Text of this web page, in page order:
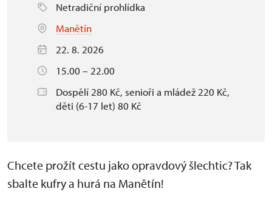
Netradiční prohlídka
Manětín
22. 8. 2026
15.00 – 22.00
Dospělí 280 Kč, senioři a mládež 220 Kč,
děti (6-17 let) 80 Kč
Chcete prožít cestu jako opravdový šlechtic? Tak
sbalte kufry a hurá na Manětín!